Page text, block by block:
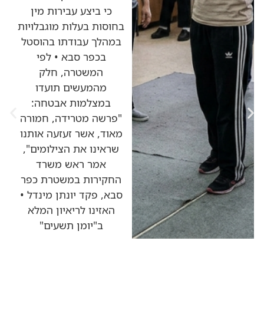
כי ביצע עבירות מין
בחוסות בעלות מוגבלויות
במהלך עבודתו בהוסטל
בכפר סבא • לפי
המשטרה, חלק
מהמעשים תועדו
במצלמות אבטחה:
"פרשה מטרידה, חמורה
מאוד, אשר זעזעה אותנו
שראינו את הצילומים",
אמר ראש משרד
החקירות במשטרת כפר
סבא, פקד יונתן מינדל •
האזינו לריאיון המלא
ב"יומן תשעים"